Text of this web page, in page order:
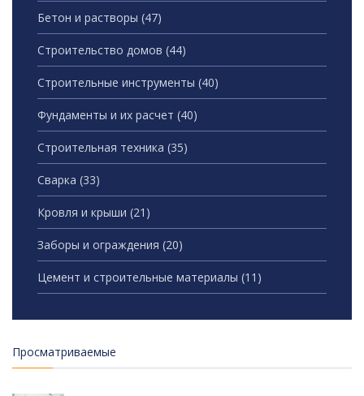
Бетон и растворы (47)
Строительство домов (44)
Строительные инструменты (40)
Фундаменты и их расчет (40)
Строительная техника (35)
Сварка (33)
Кровля и крыши (21)
Заборы и ограждения (20)
Цемент и строительные материалы (11)
Просматриваемые